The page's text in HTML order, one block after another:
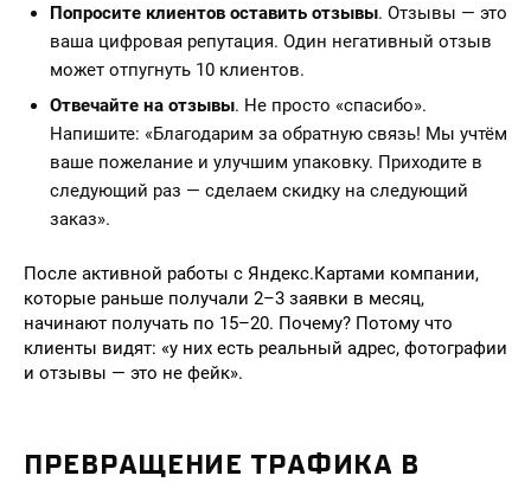
Попросите клиентов оставить отзывы. Отзывы — это
ваша цифровая репутация. Один негативный отзыв
может отпугнуть 10 клиентов.
Отвечайте на отзывы. Не просто «спасибо».
Напишите: «Благодарим за обратную связь! Мы учтём
ваше пожелание и улучшим упаковку. Приходите в
следующий раз — сделаем скидку на следующий
заказ».
После активной работы с Яндекс.Картами компании,
которые раньше получали 2–3 заявки в месяц,
начинают получать по 15–20. Почему? Потому что
клиенты видят: «у них есть реальный адрес, фотографии
и отзывы — это не фейк».
ПРЕВРАЩЕНИЕ ТРАФИКА В